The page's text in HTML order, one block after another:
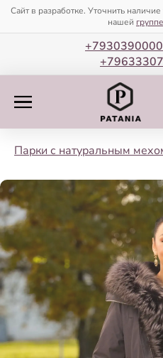
Сайт в разработке. Уточнить
нашей
Парки с натуральным